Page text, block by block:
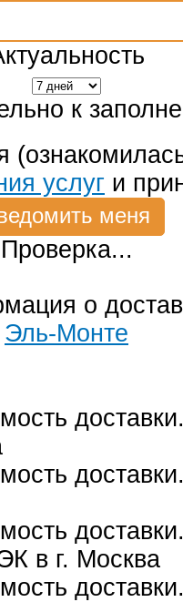
к
услуг и
Проверка...
о
Эль-Монте
в г. Москва